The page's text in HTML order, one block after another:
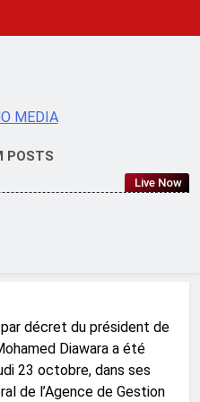
MEDIA
POSTS
Live Now
décret du président de
Diawara a été
23 octobre, dans ses
de l’Agence de Gestion